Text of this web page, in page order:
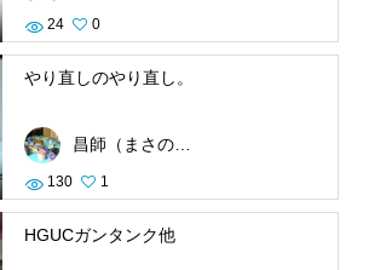
24 0
やり直しのやり直し。
昌師（まさのり）
130 1
HGUCガンタンク他